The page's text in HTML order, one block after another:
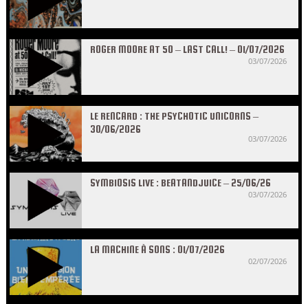
ROGER MOORE AT 50 – LAST CALL! – 01/07/2026
03/07/2026
LE RENCARD : THE PSYCHOTIC UNICORNS –
30/06/2026
03/07/2026
SYMBIOSIS LIVE : BEATANDJUICE – 25/06/26
03/07/2026
LA MACHINE À SONS : 01/07/2026
02/07/2026